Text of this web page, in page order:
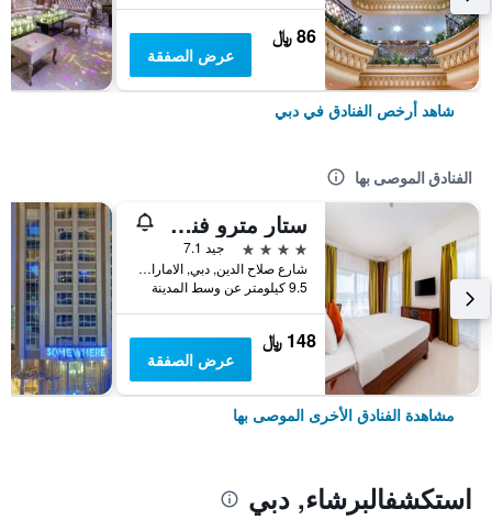
86 ﷼
عرض الصفقة
شاهد أرخص الفنادق في دبي
الفنادق الموصى بها
ستار مترو فندق ديرة دبي
4 نجوم
جيد 7.1
شارع صلاح الدين, دبي, الامارات العربية المتحدة
9.5 كيلومتر عن وسط المدينة
148 ﷼
عرض الصفقة
مشاهدة الفنادق الأخرى الموصى بها
استكشفالبرشاء, دبي